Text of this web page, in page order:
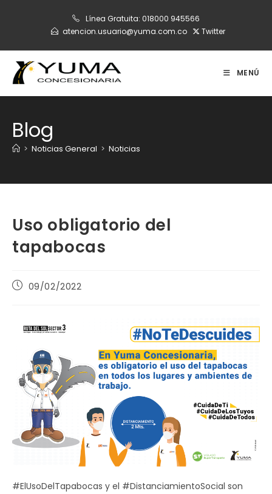
Línea Gratuita: 018000 945566
atencion.usuario@yuma.com.co
Twitter
MENÚ
Blog
> Noticias General > Noticias
Uso obligatorio del
tapabocas
Publicación
09/02/2022
#ElUsoDelTapabocas y el #DistanciamientoSocial son